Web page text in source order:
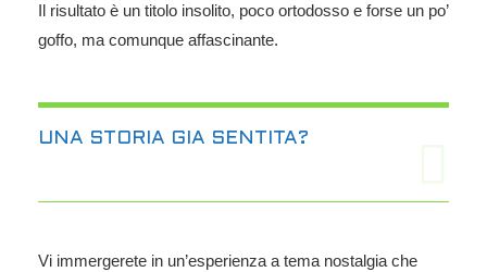
Il risultato è un titolo insolito, poco ortodosso e forse un po’
goffo, ma comunque affascinante.
UNA STORIA GIA SENTITA?
Vi immergerete in un’esperienza a tema nostalgia che